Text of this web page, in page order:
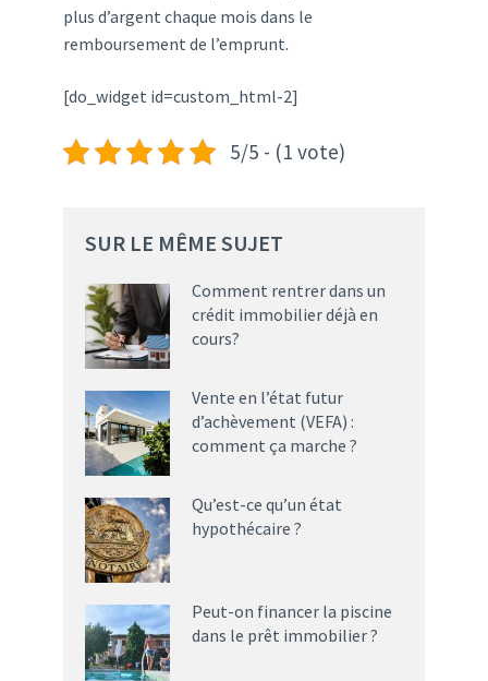
plus d’argent chaque mois dans le
remboursement de l’emprunt.
[do_widget id=custom_html-2]
5/5 - (1 vote)
SUR LE MÊME SUJET
Comment rentrer dans un
crédit immobilier déjà en
cours?
Vente en l’état futur
d’achèvement (VEFA) :
comment ça marche ?
Qu’est-ce qu’un état
hypothécaire ?
Peut-on financer la piscine
dans le prêt immobilier ?